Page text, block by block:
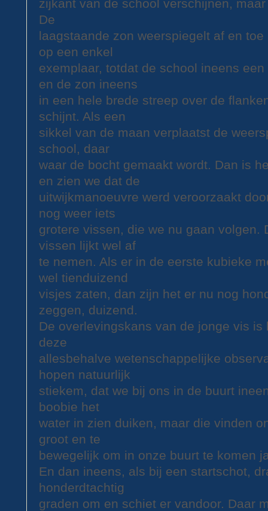
zijkant van de school verschijnen,
De
laagstaande zon weerspiegelt af en
op een enkel
exemplaar, totdat de school ineens
en de zon ineens
in een hele brede streep over de
schijnt. Als een
sikkel van de maan verplaatst de
school, daar
waar de bocht gemaakt wordt. Dan is
en zien we dat de
uitwijkmanoeuvre werd veroorzaakt
nog weer iets
grotere vissen, die we nu gaan volgen.
vissen lijkt wel af
te nemen. Als er in de eerste kubieke
wel tienduizend
visjes zaten, dan zijn het er nu nog
zeggen, duizend.
De overlevingskans van de jonge vis
deze
allesbehalve wetenschappelijke
hopen natuurlijk
stiekem, dat we bij ons in de buurt
boobie het
water in zien duiken, maar die vinden
groot en te
bewegelijk om in onze buurt te komen
En dan ineens, als bij een startschot,
honderdtachtig
graden om en schiet er vandoor. Daar